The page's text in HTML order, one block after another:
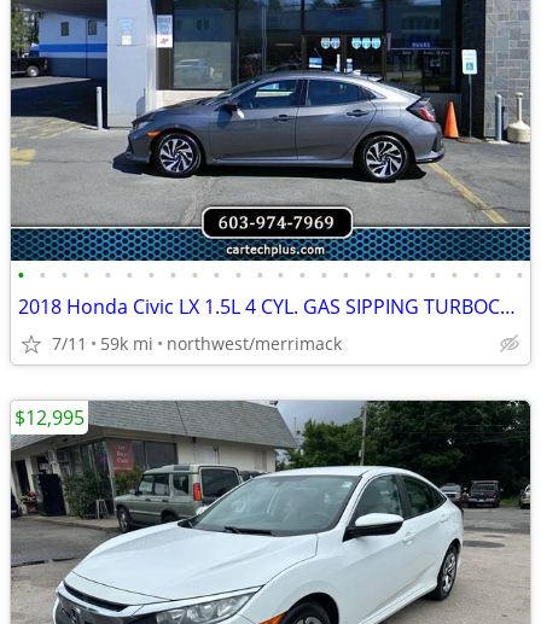
• • • • • • • • • • • • • • • • • • • • • • • •
2018 Honda Civic LX 1.5L 4 CYL. GAS SIPPING TURBOCHARGED HATCHBACK
7/11 59k mi northwest/merrimack
$12,995